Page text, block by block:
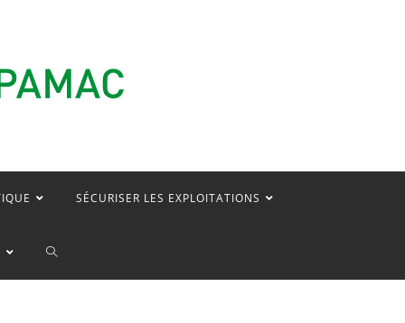
SÉCURISER LES EXPLOITATIONS
TOGGLE